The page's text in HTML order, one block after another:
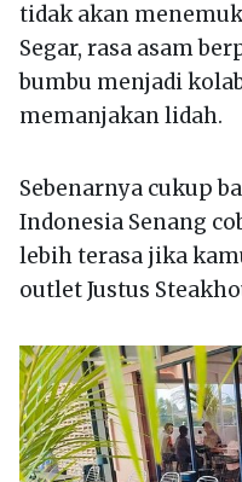
tidak akan
Segar, rasa asam
bumbu menjadi
memanjakan lidah.
Sebenarnya cukup
Indonesia Senang
lebih terasa jika
outlet Justus